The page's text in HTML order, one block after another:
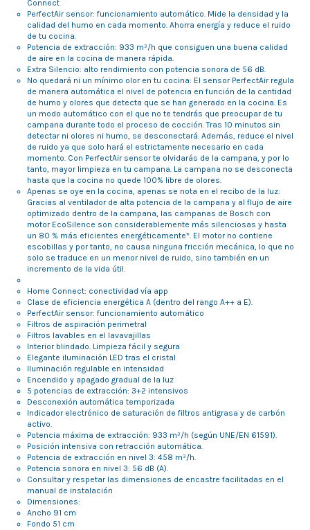
Connect
PerfectAir sensor: funcionamiento automático. Mide la densidad y la
calidad del humo en cada momento. Ahorra energía y reduce el ruido
de tu cocina.
Potencia de extracción: 933 m³/h que consiguen una buena calidad
de aire en la cocina de manera rápida.
Extra Silencio: alto rendimiento con potencia sonora de 56 dB.
No quedará ni un mínimo olor en tu cocina: El sensor PerfectAir regula
de manera automática el nivel de potencia en función de la cantidad
de humo y olores que detecta que se han generado en la cocina. Es
un modo automático con el que no te tendrás que preocupar de tu
campana durante todo el proceso de cocción. Tras 10 minutos sin
detectar ni olores ni humo, se desconectará. Además, reduce el nivel
de ruido ya que solo hará el estrictamente necesario en cada
momento. Con PerfectAir sensor te olvidarás de la campana, y por lo
tanto, mayor limpieza en tu campana. La campana no se desconecta
hasta que la cocina no quede 100% libre de olores.
Apenas se oye en la cocina, apenas se nota en el recibo de la luz:
Gracias al ventilador de alta potencia de la campana y al flujo de aire
optimizado dentro de la campana, las campanas de Bosch con
motor EcoSilence son considerablemente más silenciosas y hasta
un 80 % más eficientes energéticamente*. El motor no contiene
escobillas y por tanto, no causa ninguna fricción mecánica, lo que no
solo se traduce en un menor nivel de ruido, sino también en un
incremento de la vida útil.
Home Connect: conectividad vía app
Clase de eficiencia energética A (dentro del rango A++ a E).
PerfectAir sensor: funcionamiento automático
Filtros de aspiración perimetral
Filtros lavables en el lavavajillas
Interior blindado. Limpieza fácil y segura
Elegante iluminación LED tras el cristal
Iluminación regulable en intensidad
Encendido y apagado gradual de la luz
5 potencias de extracción: 3+2 intensivos
Desconexión automática temporizada
Indicador electrónico de saturación de filtros antigrasa y de carbón
activo.
Potencia máxima de extracción: 933 m³/h (según UNE/EN 61591).
Posición intensiva con retracción automática.
Potencia de extracción en nivel 3: 458 m³/h.
Potencia sonora en nivel 3: 56 dB (A).
Consultar y respetar las dimensiones de encastre facilitadas en el
manual de instalación
Dimensiones:
Ancho 91 cm
Fondo 51 cm